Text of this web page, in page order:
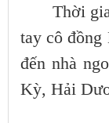
Thời gian
tay cô đồng
đến nhà
Kỳ, Hải